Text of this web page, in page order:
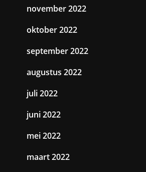
november 2022
oktober 2022
september 2022
augustus 2022
juli 2022
juni 2022
mei 2022
maart 2022